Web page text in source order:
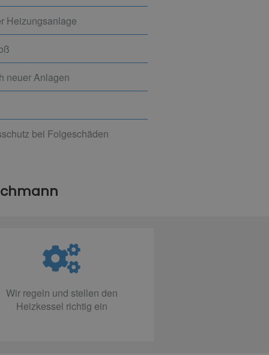
Heizungsanlage
neuer Anlagen
bei Folgeschäden
Wir regeln und stellen den
Heizkessel richtig ein